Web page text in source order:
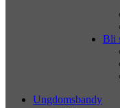
Bli
Ungdomsbandy